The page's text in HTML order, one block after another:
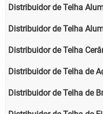
Distribuidor de Telha
Distribuidor de Telha
Distribuidor de Telha
Distribuidor de Telha de
Distribuidor de Telha de